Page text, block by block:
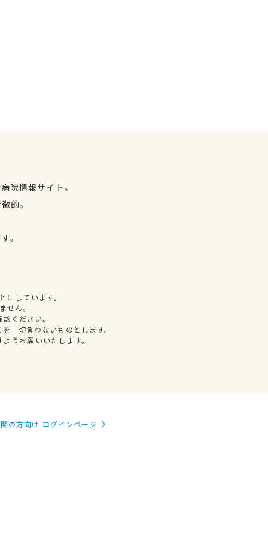
院情報サイト。
的。
。
しています。
せん。
ください。
一切負わないものとします。
うお願いいたします。
の方向け ログインページ